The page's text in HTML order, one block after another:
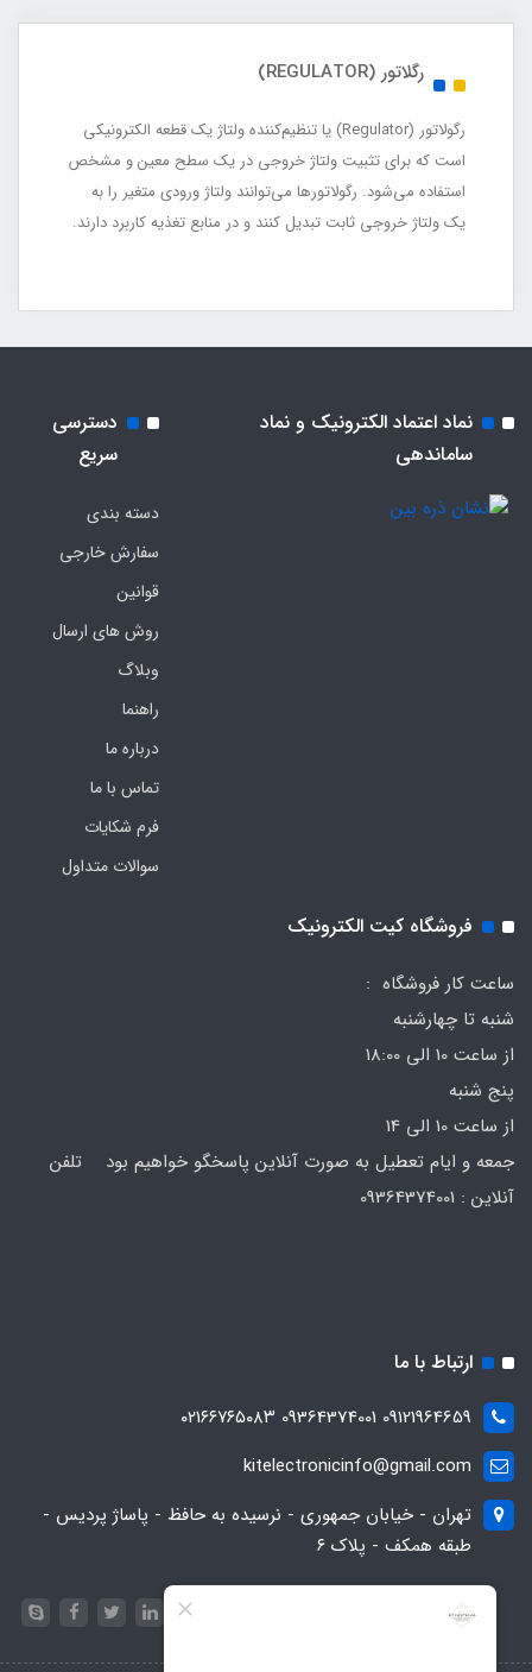
رگلاتور (REGULATOR)
رگولاتور (Regulator) یا تنظیم‌کننده ولتاژ یک قطعه الکترونیکی
است که برای تثبیت ولتاژ خروجی در یک سطح معین و مشخص
استفاده می‌شود. رگولاتورها می‌توانند ولتاژ ورودی متغیر را به
یک ولتاژ خروجی ثابت تبدیل کنند و در منابع تغذیه کاربرد دارند.
نماد اعتماد الکترونیک و نماد
ساماندهی
دسترسی
سریع
دسته بندی
سفارش خارجی
قوانین
روش های ارسال
وبلاگ
راهنما
درباره ما
تماس با ما
فرم‌ شکایات
سوالات متداول
فروشگاه کیت الکترونیک
ساعت کار فروشگاه :
شنبه تا چهارشنبه
از ساعت 10 الی 18:00
پنج شنبه
از ساعت 10 الی 14
جمعه و ایام تعطیل به صورت آنلاین پاسخگو خواهیم بود تلفن
ارتباط با ما
09121964659 09364374001 ۰۲۱۶۶۷۶۵۰۸۳
kitelectronicinfo@gmail.com
تهران - خیابان جمهوری - نرسیده به حافظ - پاساژ پردیس -
طبقه همکف - پلاک ۶